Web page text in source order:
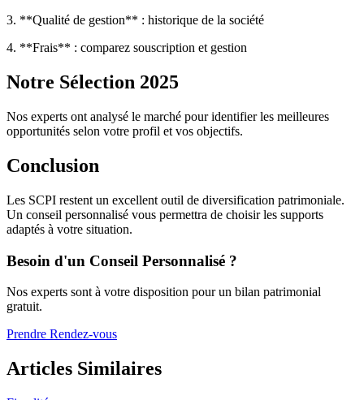
3. **Qualité de gestion** : historique de la société
4. **Frais** : comparez souscription et gestion
Notre Sélection 2025
Nos experts ont analysé le marché pour identifier les meilleures
opportunités selon votre profil et vos objectifs.
Conclusion
Les SCPI restent un excellent outil de diversification patrimoniale.
Un conseil personnalisé vous permettra de choisir les supports
adaptés à votre situation.
Besoin d'un Conseil Personnalisé ?
Nos experts sont à votre disposition pour un bilan patrimonial
gratuit.
Prendre Rendez-vous
Articles Similaires